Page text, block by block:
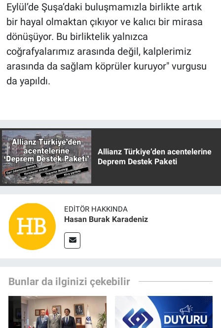
Eylül’de Şuşa’daki buluşmamızla birlikte artık
bir hayal olmaktan çıkıyor ve kalıcı bir mirasa
dönüşüyor. Bu birliktelik yalnızca
coğrafyalarımız arasında değil, kalplerimiz
arasında da sağlam köprüler kuruyor" vurgusu
da yapıldı.
Allianz Türkiye’den acentelerine
Deprem Destek Paketi
EDITÖR HAKKINDA
Hasan Burak Karadeniz
Bunlar da ilginizi çekebilir